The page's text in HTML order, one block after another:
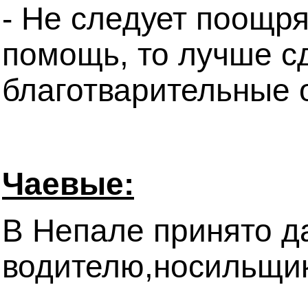
- Не следует
помощь, то лучше
благотварительные
Чаевые:
В Непале принято